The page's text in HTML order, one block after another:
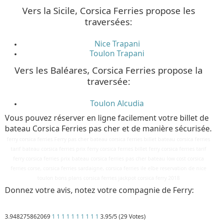
Vers la Sicile, Corsica Ferries propose les
traversées:
Nice Trapani
Toulon Trapani
Vers les Baléares, Corsica Ferries propose la
traversée:
Toulon Alcudia
Vous pouvez réserver en ligne facilement votre billet de
bateau Corsica Ferries pas cher et de manière sécurisée.
Donnez votre avis, notez votre compagnie de Ferry:
3.948275862069 1 1 1 1 1 1 1 1 1 1 3.95/5 (29 Votes)